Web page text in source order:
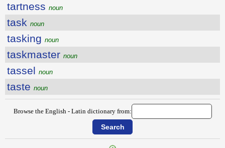
tartness noun
task noun
tasking noun
taskmaster noun
tassel noun
taste noun
Browse the English - Latin dictionary from: